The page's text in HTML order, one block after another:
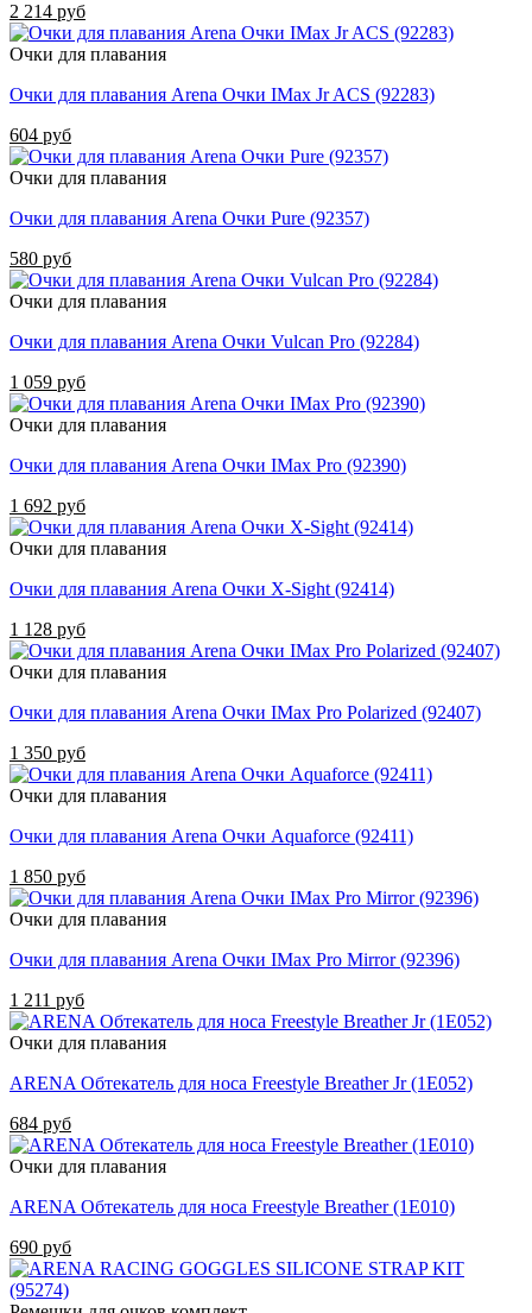
2 214 руб
Очки для плавания
Очки для плавания Arena Очки IMax Jr ACS (92283)
604 руб
Очки для плавания
Очки для плавания Arena Очки Pure (92357)
580 руб
Очки для плавания
Очки для плавания Arena Очки Vulcan Pro (92284)
1 059 руб
Очки для плавания
Очки для плавания Arena Очки IMax Pro (92390)
1 692 руб
Очки для плавания
Очки для плавания Arena Очки X-Sight (92414)
1 128 руб
Очки для плавания
Очки для плавания Arena Очки IMax Pro Polarized (92407)
1 350 руб
Очки для плавания
Очки для плавания Arena Очки Aquaforce (92411)
1 850 руб
Очки для плавания
Очки для плавания Arena Очки IMax Pro Mirror (92396)
1 211 руб
Очки для плавания
ARENA Обтекатель для носа Freestyle Breather Jr (1E052)
684 руб
Очки для плавания
ARENA Обтекатель для носа Freestyle Breather (1E010)
690 руб